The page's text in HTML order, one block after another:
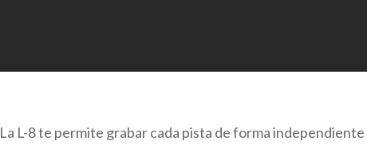
La L-8 te permite grabar cada pista de forma